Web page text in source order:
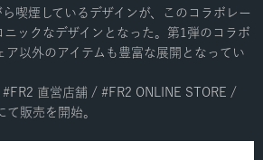
喫煙しているデザインが、このコラボレー
ニックなデザインとなった。第1弾のコラボ
ア以外のアイテムも豊富な展開となってい
直営店舗 / #FR2 ONLINE STORE /
て販売を開始。